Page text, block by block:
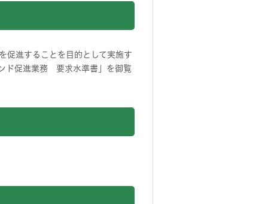
促進することを目的として実施す
ド促進業務 要求水準書」を御覧